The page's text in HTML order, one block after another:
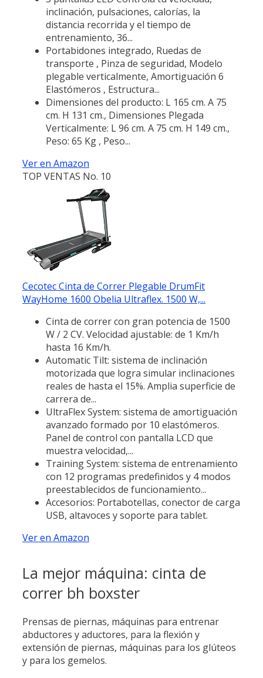
inclinación, pulsaciones, calorías, la
distancia recorrida y el tiempo de
entrenamiento, 36...
Portabidones integrado, Ruedas de
transporte , Pinza de seguridad, Modelo
plegable verticalmente, Amortiguación 6
Elastómeros , Estructura...
Dimensiones del producto: L 165 cm. A 75
cm. H 131 cm., Dimensiones Plegada
Verticalmente: L 96 cm. A 75 cm. H 149 cm.,
Peso: 65 Kg , Peso...
Ver en Amazon
TOP VENTAS No. 10
Cecotec Cinta de Correr Plegable DrumFit
WayHome 1600 Obelia Ultraflex. 1500 W,...
Cinta de correr con gran potencia de 1500
W / 2 CV. Velocidad ajustable: de 1 Km/h
hasta 16 Km/h.
Automatic Tilt: sistema de inclinación
motorizada que logra simular inclinaciones
reales de hasta el 15%. Amplia superficie de
carrera de...
UltraFlex System: sistema de amortiguación
avanzado formado por 10 elastómeros.
Panel de control con pantalla LCD que
muestra velocidad,...
Training System: sistema de entrenamiento
con 12 programas predefinidos y 4 modos
preestablecidos de funcionamiento...
Accesorios: Portabotellas, conector de carga
USB, altavoces y soporte para tablet.
Ver en Amazon
La mejor máquina: cinta de
correr bh boxster
Prensas de piernas, máquinas para entrenar
abductores y aductores, para la flexión y
extensión de piernas, máquinas para los glúteos
y para los gemelos.